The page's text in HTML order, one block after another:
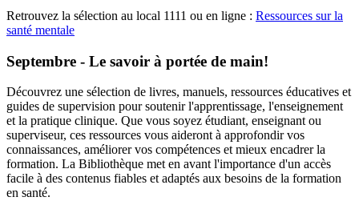
Retrouvez la sélection au local 1111 ou en ligne : Ressources sur la
santé mentale
Septembre - Le savoir à portée de main!
Découvrez une sélection de livres, manuels, ressources éducatives et
guides de supervision pour soutenir l'apprentissage, l'enseignement
et la pratique clinique. Que vous soyez étudiant, enseignant ou
superviseur, ces ressources vous aideront à approfondir vos
connaissances, améliorer vos compétences et mieux encadrer la
formation. La Bibliothèque met en avant l'importance d'un accès
facile à des contenus fiables et adaptés aux besoins de la formation
en santé.